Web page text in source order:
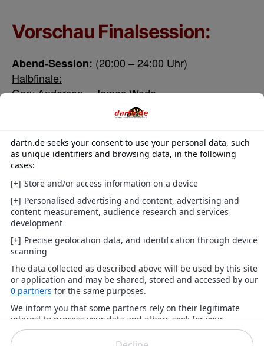
Vorschau Finalsession:
Abend-Session: (20:00 – 24:00 Uhr)
Halbfinale:
Gary Anderson – James Wade
Michael van Gerwen – Daryl Gurney
Anderson/Wade – van Gerwen/Gurney
Modus 2017:
1. Runde:Best of 11 Legs
Achtelfinale:Best of 11 Legs
Viertelfinale:
Halbfinale:Best of 21 Legs
Finale:Best of 21 Legs
Preisgeld 2017: